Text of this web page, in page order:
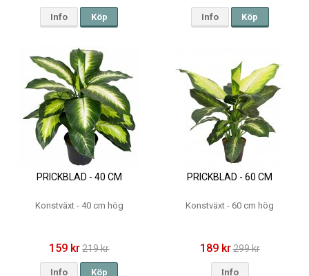
Info Köp Info Köp
PRICKBLAD - 40 CM
Konstväxt - 40 cm hög
159 kr 219 kr
Info Köp
PRICKBLAD - 60 CM
Konstväxt - 60 cm hög
189 kr299 kr
Info